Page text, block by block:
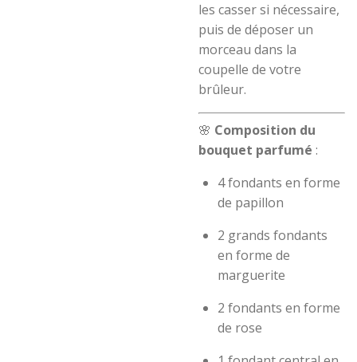
les casser si nécessaire,
puis de déposer un
morceau dans la
coupelle de votre
brûleur.
🌸 Composition du
bouquet parfumé :
4 fondants en forme
de papillon
2 grands fondants
en forme de
marguerite
2 fondants en forme
de rose